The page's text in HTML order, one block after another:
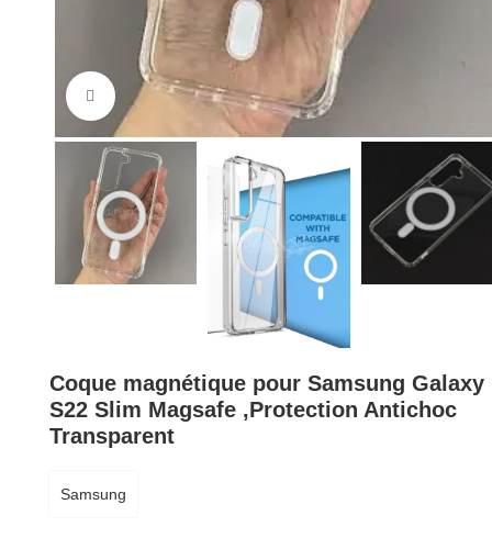
Cliquez pour agrandir
Coque magnétique pour Samsung Galaxy
S22 Slim Magsafe ,Protection Antichoc
Transparent
Samsung